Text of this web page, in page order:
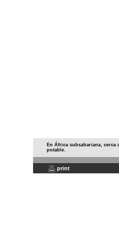
En África subsahariana,
potable.
print